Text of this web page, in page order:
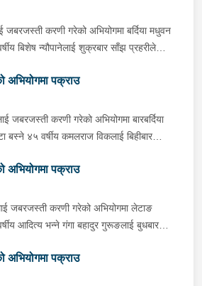
जबरजस्ती करणी गरेको अभियोगमा बर्दिया मधुवन
बिशेष न्यौपानेलाई शुक्रबार साँझ प्रहरीले
कार्यालय कोहलपुरबाट खटिएको प्रहरीले
५ जि गाउँबाट पक्राउ गरेको हो । यस सम्बन्धमा
गरिरहेको छ ।
अभियोगमा पक्राउ
जबरजस्ती करणी गरेको अभियोगमा बारबर्दिया
बस्ने ४५ वर्षीय कमलराज विकलाई बिहीबार
प्रहरी चौकी कतर्नियाघाटबाट खटिएको
हो । बाँके, १८ वर्षीया किशोरीलाई जबरजस्ती
गाउँपालिका-१ भम्पा बस्ने ३८ वर्षीय
साँझ प्रहरीले पक्राउ गरेको छ । रूपलालले ती
प्रहरीले उनलाई पक्राउ गरेको हो । यस
अनुसन्धान गरिरहेको छ ।
अभियोगमा पक्राउ
जबरजस्ती करणी गरेको अभियोगमा लेटाङ
आदित्य भन्ने गंगा बहादुर गुरूङलाई बुधबार
इलाका प्रहरी कार्यालय लेटाङबाट
गरेको हो । यस सम्बन्धमा प्रहरीले
अभियोगमा पक्राउ